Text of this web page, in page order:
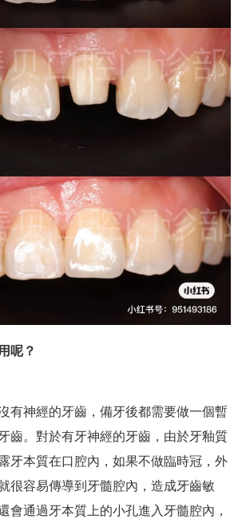
呢？
有神經的牙齒，備牙後都需要做一個暫
齒。對於有牙神經的牙齒，由於牙釉質
牙本質在口腔內，如果不做臨時冠，外
很容易傳導到牙髓腔內，造成牙齒敏
會通過牙本質上的小孔進入牙髓腔內，